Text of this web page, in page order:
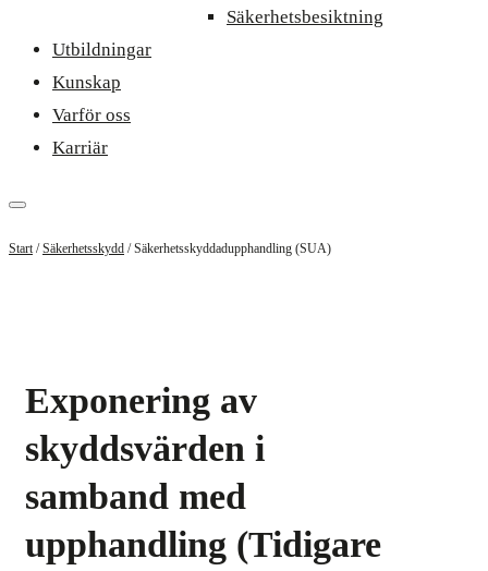
Säkerhetsbesiktning
Utbildningar
Kunskap
Varför oss
Karriär
Start/Säkerhetsskydd /Säkerhetsskyddadupphandling (SUA)
Exponering av
skyddsvärden i
samband med
upphandling (Tidigare